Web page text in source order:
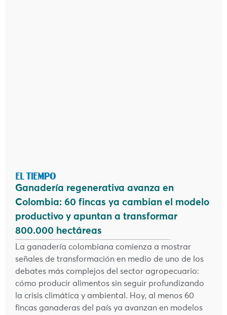
Ganadería regenerativa avanza en
Colombia: 60 fincas ya cambian el modelo
productivo y apuntan a transformar
800.000 hectáreas
La ganadería colombiana comienza a mostrar
señales de transformación en medio de uno de los
debates más complejos del sector agropecuario:
cómo producir alimentos sin seguir profundizando
la crisis climática y ambiental. Hoy, al menos 60
fincas ganaderas del país ya avanzan en modelos